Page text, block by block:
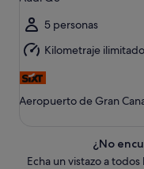
ago
al
mar,
11
ago
5 personas
Kilometraje ilimitado
Aeropuerto de Gran
¿No
Echa un vistazo a